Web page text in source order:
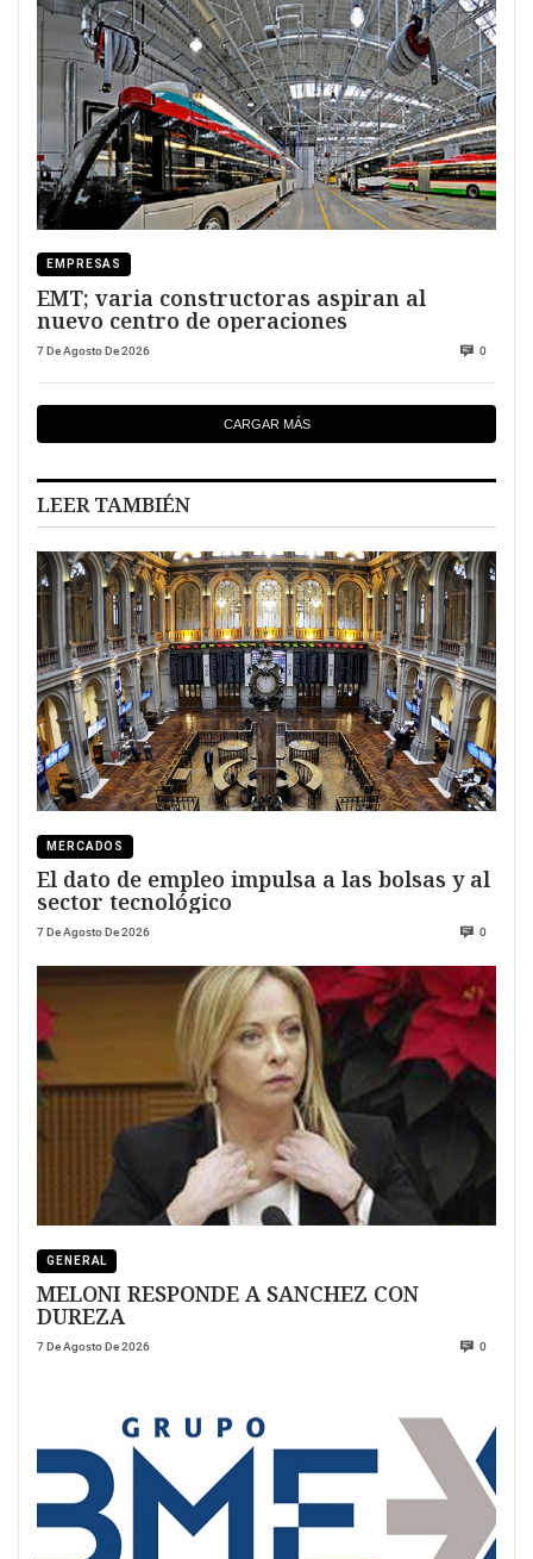
EMPRESAS
EMT; varia constructoras aspiran al
nuevo centro de operaciones
7 De Agosto De 2026 0
CARGAR MÁS
LEER TAMBIÉN
MERCADOS
El dato de empleo impulsa a las bolsas y al
sector tecnológico
7 De Agosto De 2026 0
GENERAL
MELONI RESPONDE A SANCHEZ CON
DUREZA
7 De Agosto De 2026 0